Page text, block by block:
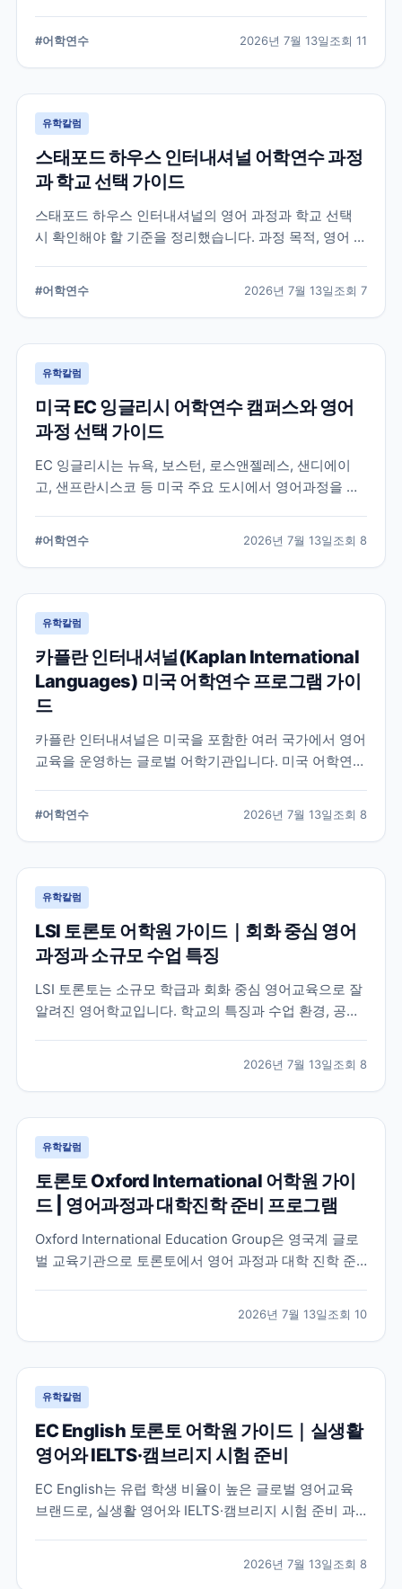
#어학연수 2026년 7월 13일조회 11
유학칼럼
스태포드 하우스 인터내셔널 어학연수 과정
과 학교 선택 가이드
스태포드 하우스 인터내셔널의 영어 과정과 학교 선택
시 확인해야 할 기준을 정리했습니다. 과정 목적, 영어 수
#어학연수 2026년 7월 13일조회 7
유학칼럼
미국 EC 잉글리시 어학연수 캠퍼스와 영어
과정 선택 가이드
EC 잉글리시는 뉴욕, 보스턴, 로스앤젤레스, 샌디에이
고, 샌프란시스코 등 미국 주요 도시에서 영어과정을 안
할 내용을 정리합니다.
#어학연수 2026년 7월 13일조회 8
유학칼럼
카플란 인터내셔널(Kaplan International
Languages) 미국 어학연수 프로그램 가이
드
카플란 인터내셔널은 미국을 포함한 여러 국가에서 영어
교육을 운영하는 글로벌 어학기관입니다. 미국 어학연수
#어학연수 2026년 7월 13일조회 8
유학칼럼
LSI 토론토 어학원 가이드｜회화 중심 영어
과정과 소규모 수업 특징
LSI 토론토는 소규모 학급과 회화 중심 영어교육으로 잘
알려진 영어학교입니다. 학교의 특징과 수업 환경, 공식
2026년 7월 13일조회 8
유학칼럼
토론토 Oxford International 어학원 가이
드 | 영어과정과 대학진학 준비 프로그램
Oxford International Education Group은 영국계 글로
벌 교육기관으로 토론토에서 영어 과정과 대학 진학 준
2026년 7월 13일조회 10
유학칼럼
EC English 토론토 어학원 가이드｜실생활
영어와 IELTS·캠브리지 시험 준비
EC English는 유럽 학생 비율이 높은 글로벌 영어교육
브랜드로, 실생활 영어와 IELTS·캠브리지 시험 준비 과
2026년 7월 13일조회 8